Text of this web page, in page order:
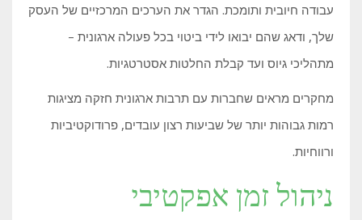
עבודה חיובית ותומכת. הגדר את הערכים המרכזיים של העסק
שלך, ודאג שהם יבואו לידי ביטוי בכל פעולה ארגונית –
מתהליכי גיוס ועד קבלת החלטות אסטרטגיות.
מחקרים מראים שחברות עם תרבות ארגונית חזקה מציגות
רמות גבוהות יותר של שביעות רצון עובדים, פרודוקטיביות
ורווחיות.
ניהול זמן אפקטיבי